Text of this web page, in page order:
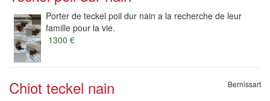
Porter de teckel poil dur nain a la recherche de leur
famille pour la vie.
1300 €
Chiot teckel nain Bernissart